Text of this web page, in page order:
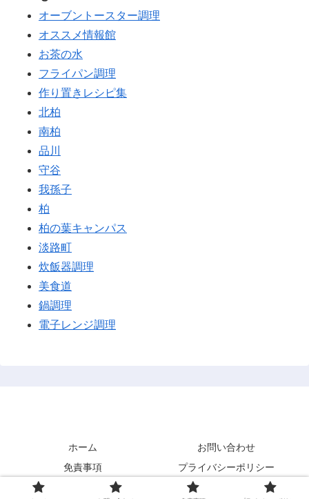
オーブントースター調理
オススメ情報館
お茶の水
フライパン調理
作り置きレシピ集
北柏
南柏
品川
守谷
我孫子
柏
柏の葉キャンパス
淡路町
炊飯器調理
美食道
鍋調理
電子レンジ調理
ホーム
お問い合わせ
免責事項
プライバシーポリシー
© 2021 あまきズム.